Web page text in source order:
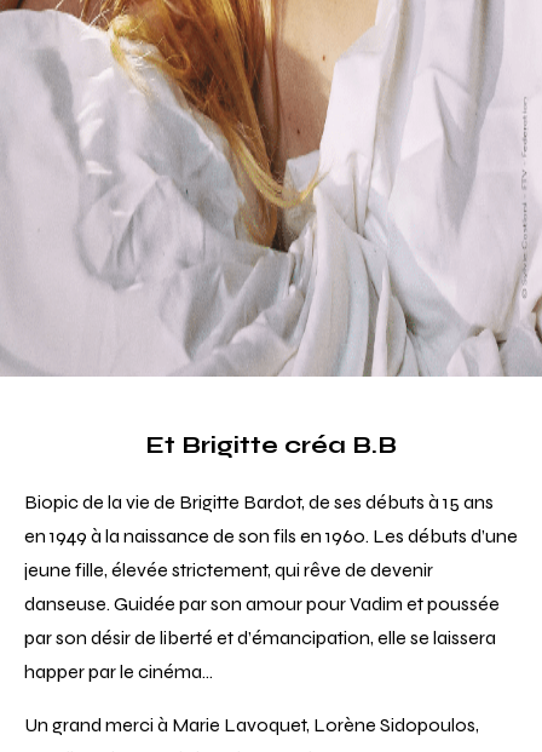
Et Brigitte créa B.B
Biopic de la vie de Brigitte Bardot, de ses débuts à 15 ans
en 1949 à la naissance de son fils en 1960. Les débuts d’une
jeune fille, élevée strictement, qui rêve de devenir
danseuse. Guidée par son amour pour Vadim et poussée
par son désir de liberté et d’émancipation, elle se laissera
happer par le cinéma…
Un grand merci à Marie Lavoquet, Lorène Sidopoulos,